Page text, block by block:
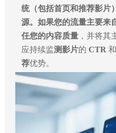
统（包括首页和推荐影片
源。如果您的流量主要来
任您的内容质量，并将其
应持续监测影片的 CTR 和
荐优势。